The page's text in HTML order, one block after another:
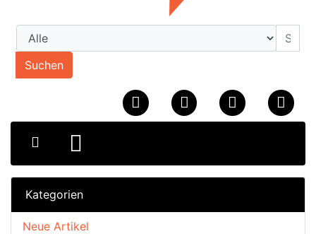
Suchen
Kategorien
Neue Artikel